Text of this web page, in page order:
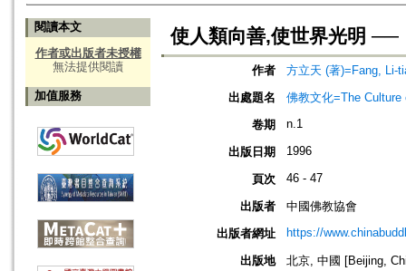
閱讀本文
作者或出版者未授權
無法提供閱讀
加值服務
使人類向善,使世界光明 ──
作者
方立天 (著)=Fang, Li-
出處題名
佛教文化=The
卷期
n.1
出版日期 1996
頁次 46 - 47
出版者
中國佛教協會
出版者網址
https://
出版地
北京, 中國 [Beijing,